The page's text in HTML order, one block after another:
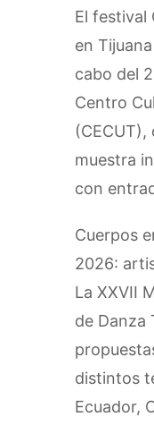
El festival
en
cabo del
Centro
muestra
con
Cuerpos
2026:
La XXVII
de Danza
distintos
Ecuador,